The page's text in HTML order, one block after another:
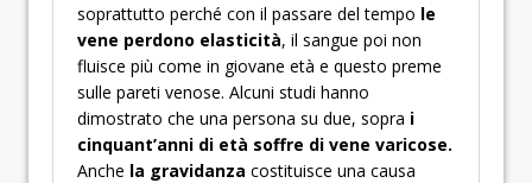
soprattutto perché con il passare del tempo le
vene perdono elasticità, il sangue poi non
fluisce più come in giovane età e questo preme
sulle pareti venose. Alcuni studi hanno
dimostrato che una persona su due, sopra i
cinquant’anni di età soffre di vene varicose.
Anche la gravidanza costituisce una causa